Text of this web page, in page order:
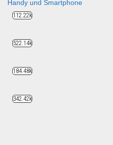
Handy und Smartphone
112.22k
522.14k
184.48k
342.42k